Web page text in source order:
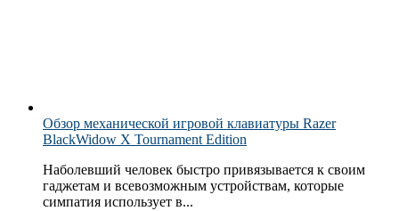
Обзор механической игровой клавиатуры Razer
BlackWidow X Tournament Edition
Наболевший человек быстро привязывается к своим
гаджетам и всевозможным устройствам, которые
симпатия использует в...